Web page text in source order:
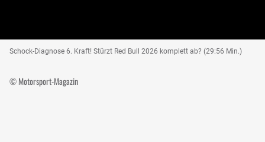
Schock-Diagnose 6. Kraft! Stürzt Red Bull 2026 komplett ab? (29:56 Min.)
© Motorsport-Magazin